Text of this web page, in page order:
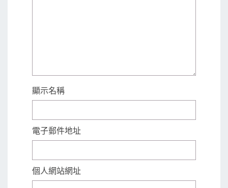
顯示名稱
電子郵件地址
個人網站網址